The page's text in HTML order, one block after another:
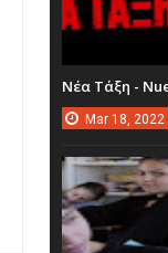
Νέα Τάξη -
Mar 18, 2022